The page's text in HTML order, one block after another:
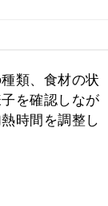
類、食材の状
を確認しなが
時間を調整し